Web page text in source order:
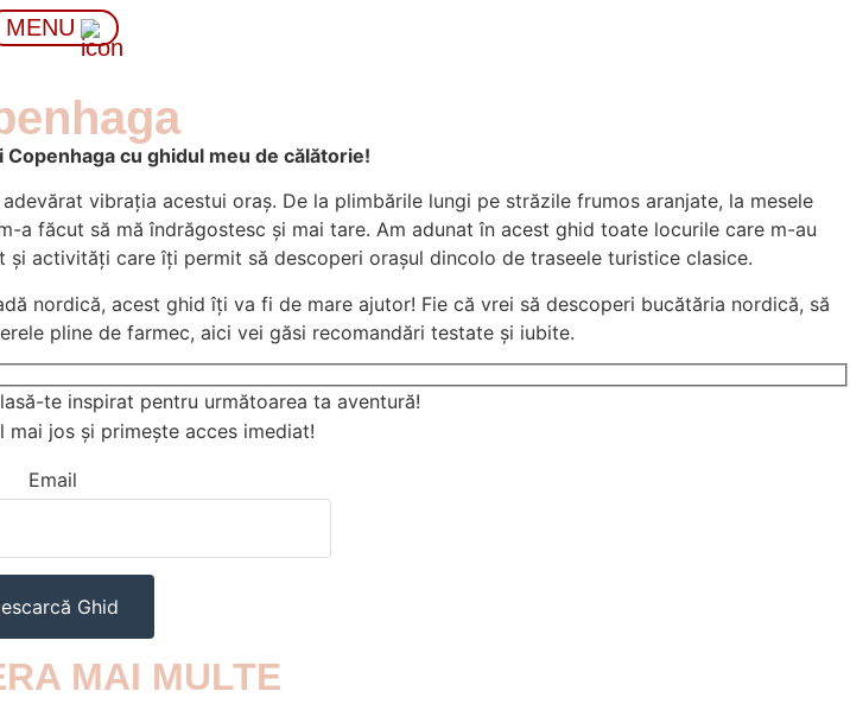
MENU
cu ghidul meu de călătorie!
vibrația acestui oraș. De la plimbările lungi pe străzile frumos aranjate, la mesele
a făcut să mă îndrăgostesc și mai tare. Am adunat în acest ghid toate locurile care m-au
activități care îți permit să descoperi orașul dincolo de traseele turistice clasice.
nordică, acest ghid îți va fi de mare ajutor! Fie că vrei să descoperi bucătăria nordică, să
pline de farmec, aici vei găsi recomandări testate și iubite.
te inspirat pentru următoarea ta aventură!
mai jos și primește acces imediat!
Email
MAI MULTE